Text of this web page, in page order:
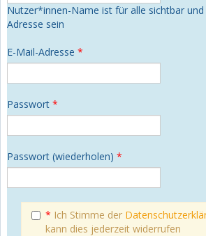
Nutzer*innen-Name ist für alle sichtbar
Adresse sein
E-Mail-Adresse *
Passwort *
Passwort (wiederholen) *
* Ich Stimme der
kann dies jederzeit widerrufen